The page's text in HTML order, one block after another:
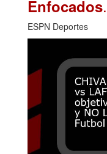
Enfocados
ESPN Deportes